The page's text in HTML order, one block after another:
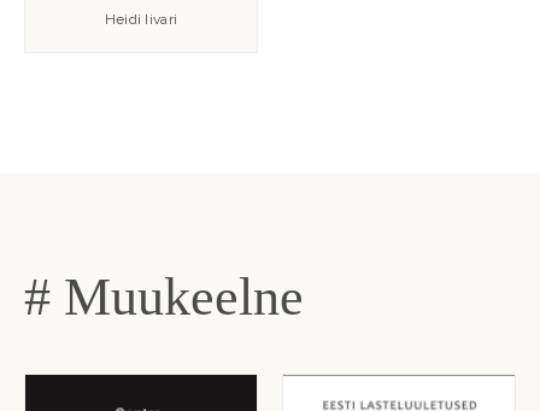
Heidi Iivari
# Muukeelne